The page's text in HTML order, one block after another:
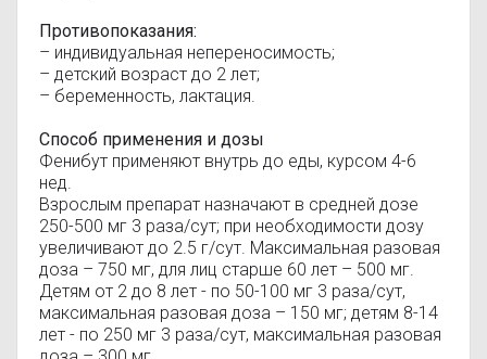
Противопоказания:
– индивидуальная непереносимость;
– детский возраст до 2 лет;
– беременность, лактация.
Способ применения и дозы
Фенибут применяют внутрь до еды, курсом 4-6
нед.
Взрослым препарат назначают в средней дозе
250-500 мг 3 раза/сут; при необходимости дозу
увеличивают до 2.5 г/сут. Максимальная разовая
доза – 750 мг, для лиц старше 60 лет – 500 мг.
Детям от 2 до 8 лет - по 50-100 мг 3 раза/сут,
максимальная разовая доза – 150 мг; детям 8-14
лет - по 250 мг 3 раза/сут, максимальная разовая